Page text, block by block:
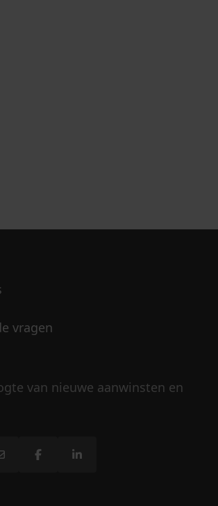
vragen
van nieuwe aanwinsten en